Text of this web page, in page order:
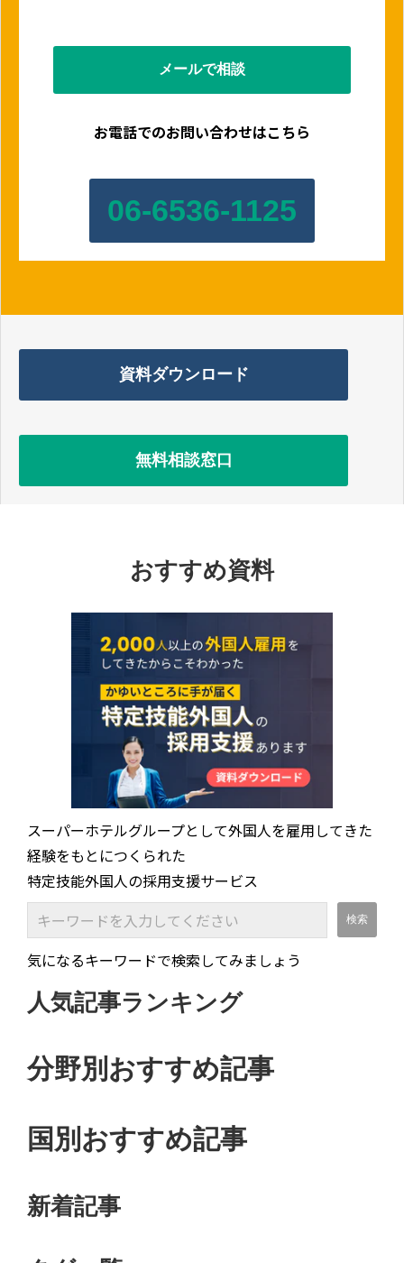
メールで相談
お電話でのお問い合わせはこちら
06-6536-1125
資料ダウンロード
無料相談窓口
おすすめ資料
スーパーホテルグループとして外国人を雇用してきた
経験をもとにつくられた
特定技能外国人の採用支援サービス
気になるキーワードで検索してみましょう
人気記事ランキング
分野別おすすめ記事
国別おすすめ記事
新着記事